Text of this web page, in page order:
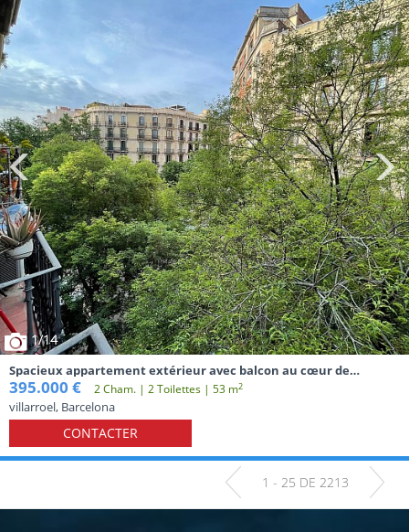
1/14
Spacieux appartement extérieur avec balcon au cœur de
l'Eixample
395.000 € 2 Cham. | 2 Toilettes | 53 m2
villarroel, Barcelona
CONTACTER
1 - 25 DE 2213